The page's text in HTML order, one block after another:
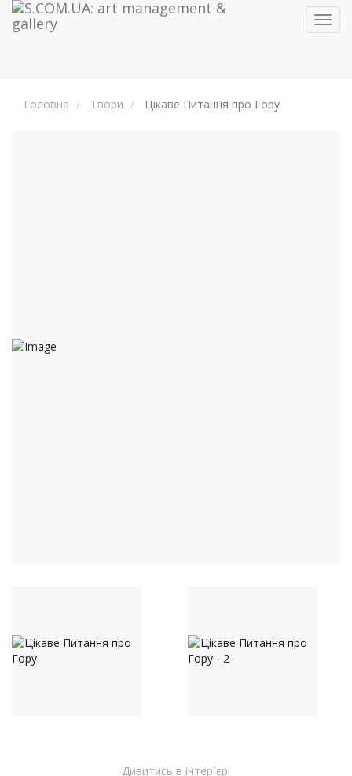
Головна Твори Цікаве Питання про Гору
Дивитись в інтер`єрі